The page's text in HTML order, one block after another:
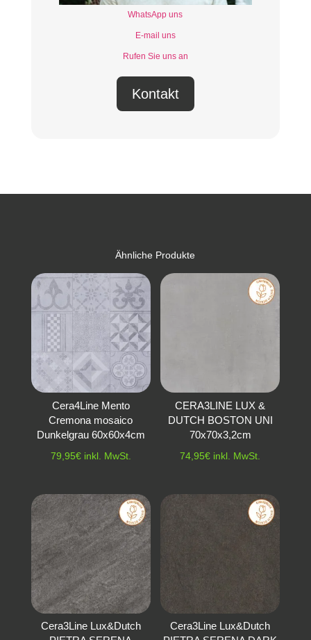
WhatsApp uns
E-mail uns
Rufen Sie uns an
Kontakt
Ähnliche Produkte
Cera4Line Mento
Cremona mosaico
Dunkelgrau 60x60x4cm
79,95€ inkl. MwSt.
CERA3LINE LUX &
DUTCH BOSTON UNI
70x70x3,2cm
74,95€ inkl. MwSt.
Cera3Line Lux&Dutch
Cera3Line Lux&Dutch